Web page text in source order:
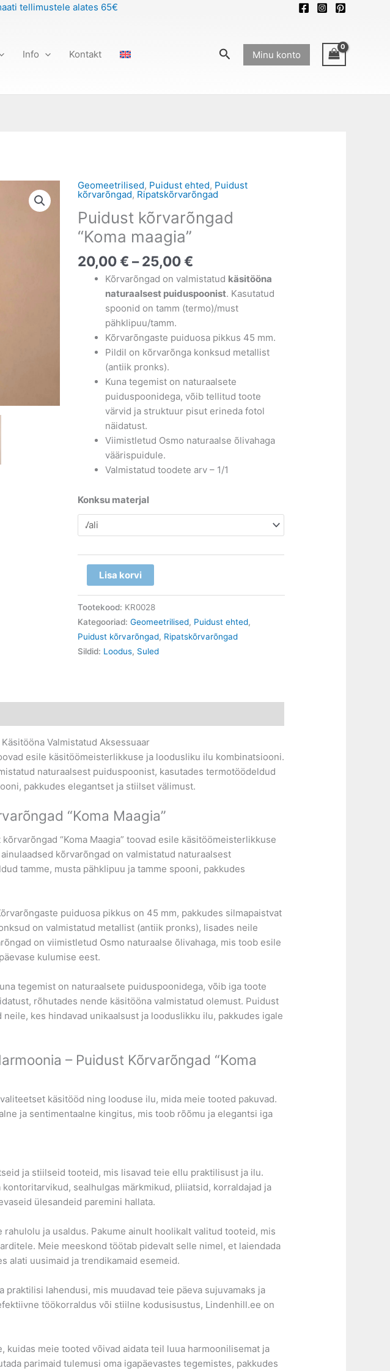
tellimustele alates 65€
Info Kontakt SearchMinu konto
Geomeetrilised, Puidust ehted, Puidust
kõrvarõngad, Ripatskõrvarõngad
Puidust kõrvarõngad
“Koma maagia”
20,00€ – 25,00€
Price
range:
20,00 €
through
Kõrvarõngad on valmistatud käsitööna
naturaalsest puiduspoonist. Kasutatud
spoonid on tamm (termo)/must
pähklipuu/tamm.
Kõrvarõngaste puiduosa pikkus 45 mm.
Pildil on kõrvarõnga konksud metallist
(antiik pronks).
Kuna tegemist on naturaalsete
puiduspoonidega, võib tellitud toote
värvid ja struktuur pisut erineda fotol
näidatust.
Viimistletud Osmo naturaalse õlivahaga
väärispuidule.
Valmistatud toodete arv – 1/1
Konksu materjal
Puidust
kõrvarõngad
"Koma
maagia"
kogus
Lisa korvi
Tootekood: KR0028
Kategooriad:Geomeetrilised, Puidust ehted,
Puidust kõrvarõngad, Ripatskõrvarõngad
Sildid: Loodus, Suled
Valmistatud Aksessuaar
esile käsitöömeisterlikkuse ja loodusliku ilu kombinatsiooni.
naturaalsest puiduspoonist, kasutades termotöödeldud
pakkudes elegantset ja stiilset välimust.
“Koma Maagia”
kõrvarõngad “Koma Maagia” toovad esile käsitöömeisterlikkuse
kõrvarõngad on valmistatud naturaalsest
tamme, musta pähklipuu ja tamme spooni, pakkudes
puiduosa pikkus on 45 mm, pakkudes silmapaistvat
on valmistatud metallist (antiik pronks), lisades neile
on viimistletud Osmo naturaalse õlivahaga, mis toob esile
kulumise eest.
tegemist on naturaalsete puiduspoonidega, võib iga toote
rõhutades nende käsitööna valmistatud olemust. Puidust
neile, kes hindavad unikaalsust ja looduslikku ilu, pakkudes igale
– Puidust Kõrvarõngad “Koma
käsitööd ning looduse ilu, mida meie tooted pakuvad.
ja sentimentaalne kingitus, mis toob rõõmu ja elegantsi iga
ja stiilseid tooteid, mis lisavad teie ellu praktilisust ja ilu.
sealhulgas märkmikud, pliiatsid, korraldajad ja
ülesandeid paremini hallata.
ja usaldus. Pakume ainult hoolikalt valitud tooteid, mis
Meie meeskond töötab pidevalt selle nimel, et laiendada
alati uusimaid ja trendikamaid esemeid.
praktilisi lahendusi, mis muudavad teie päeva sujuvamaks ja
töökorraldus või stiilne kodusisustus, Lindenhill.ee on
kuidas meie tooted võivad aidata teil luua harmoonilisemat ja
parimaid tulemusi oma igapäevastes tegemistes, pakkudes